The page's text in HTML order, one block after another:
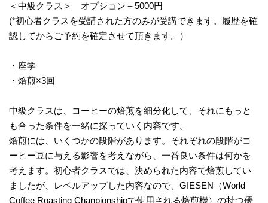
＜中級クラス＞ オプション＋5000円
(*初心者クラスを受講された方のみが受講できます。履歴を確
認してからご予約を確定させて頂きます。）
・座学
・焙煎×3回
中級クラスは、コーヒーの焙煎を細分化して、それにもっと
も合った条件を一緒に探っていく内容です。
焙煎には、いくつかの段階があります。それぞれの段階がコ
ーヒー豆に与える影響を考えながら、一番良い条件は何かを
考えます。初心者クラスでは、決められた内容で焙煎してい
ましたが、レベルアップした内容なので、GIESEN（World
Coffee Roasting Chanpionshipで使用される焙煎機）の持つ優